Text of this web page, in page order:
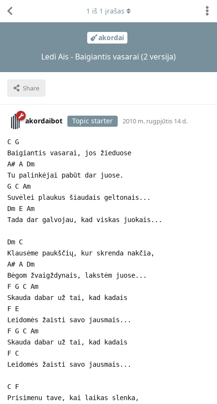
akordai
Ledi Ais - Baigiantis vasarai (2 versija)
Share
1 iš 1 įrašas
akordaibot Topic starter 2010 m. rugpjūtis 14 d.
C G
Baigiantis vasarai, jos žieduose
A# A Dm
Tu palinkėjai pabūt dar juose.
G C Am
Suvėlei plaukus šiaudais geltonais...
Dm E Am
Tada dar galvojau, kad viskas juokais...
Dm C
Klausėme paukščių, kur skrenda nakčia,
A# A Dm
Bėgom žvaigždynais, lakstėm juose...
F G C Am
Skauda dabar už tai, kad kadais
F E
Leidomės žaisti savo jausmais...
F G C Am
Skauda dabar už tai, kad kadais
F C
Leidomės žaisti savo jausmais...
C F
Prisimenu tave, kai laikas slenka,